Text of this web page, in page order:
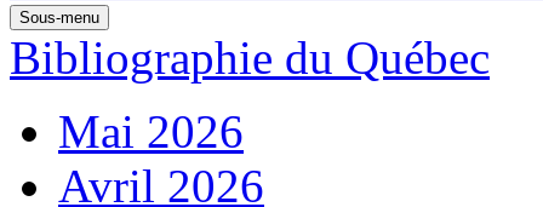
Sous-menu
Bibliographie du Québec
Mai 2026
Avril 2026